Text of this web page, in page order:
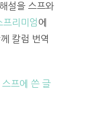
설을 스프와
프리미엄 에
칼럼 번역
프에 쓴 글